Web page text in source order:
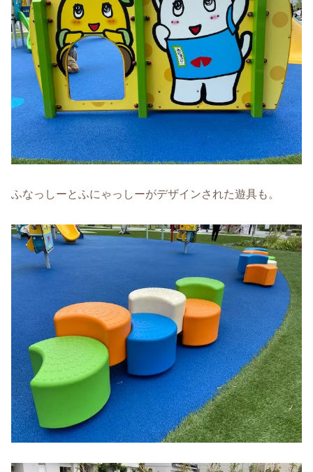
ふなっしーとふにゃっしーがデザインされた遊具も。